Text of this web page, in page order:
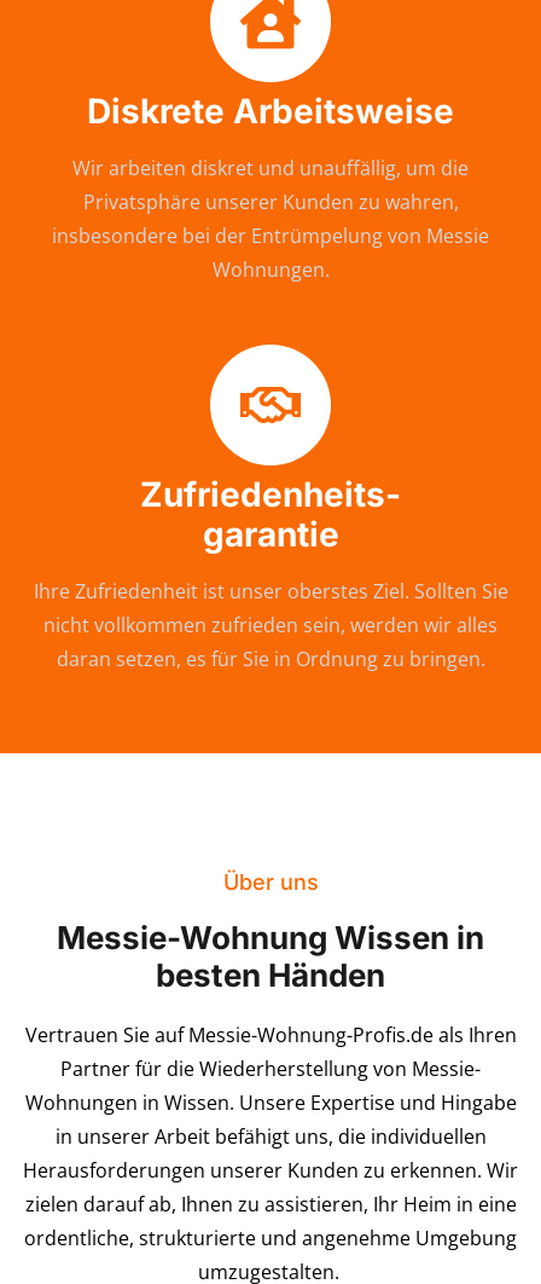
Diskrete Arbeitsweise
Wir arbeiten diskret und unauffällig, um die
Privatsphäre unserer Kunden zu wahren,
insbesondere bei der Entrümpelung von Messie
Wohnungen.
Zufriedenheits-
garantie
Ihre Zufriedenheit ist unser oberstes Ziel. Sollten Sie
nicht vollkommen zufrieden sein, werden wir alles
daran setzen, es für Sie in Ordnung zu bringen.
Über uns
Messie-Wohnung Wissen in
besten Händen
Vertrauen Sie auf Messie-Wohnung-Profis.de als Ihren
Partner für die Wiederherstellung von Messie-
Wohnungen in Wissen. Unsere Expertise und Hingabe
in unserer Arbeit befähigt uns, die individuellen
Herausforderungen unserer Kunden zu erkennen. Wir
zielen darauf ab, Ihnen zu assistieren, Ihr Heim in eine
ordentliche, strukturierte und angenehme Umgebung
umzugestalten.